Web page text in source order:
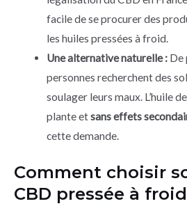
facile de se procurer des
les huiles pressées à froid.
Une alternative naturelle :De
personnes recherchent des
soulager leurs maux. L’huile
plante etsans effets
cette demande.
Comment choisir
CBD pressée à